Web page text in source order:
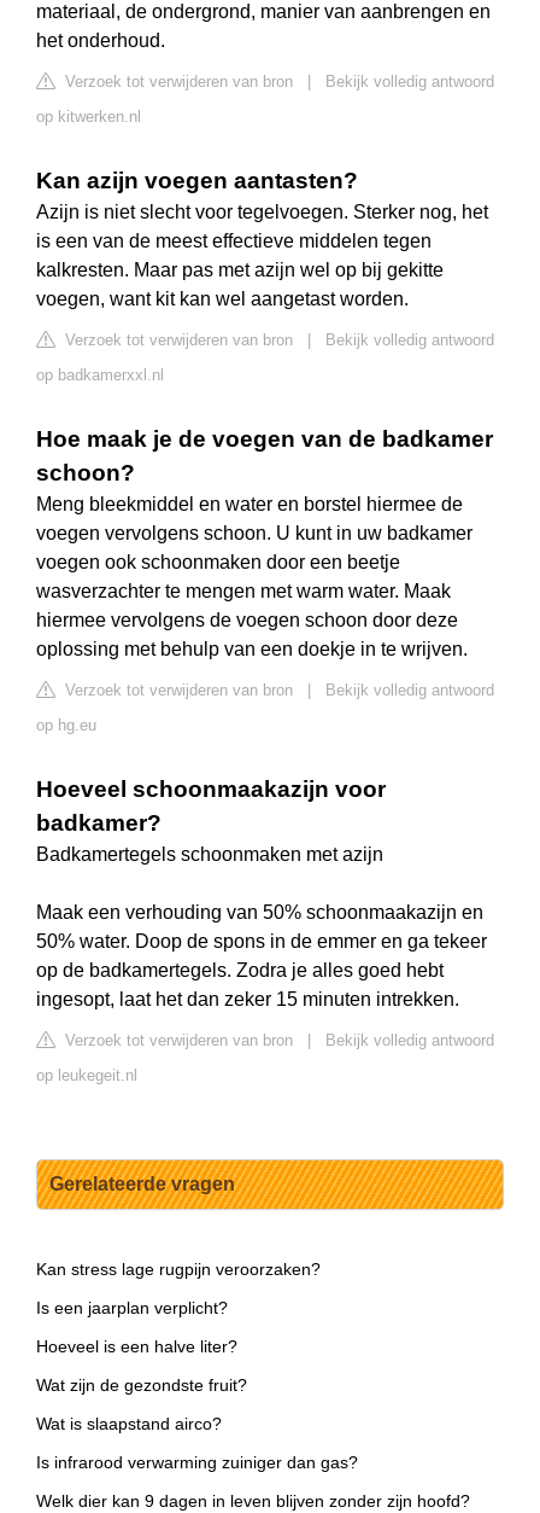
materiaal, de ondergrond, manier van aanbrengen en
het onderhoud.
Verzoek tot verwijderen van bron
Bekijk volledig antwoord
op kitwerken.nl
Kan azijn voegen aantasten?
Azijn is niet slecht voor tegelvoegen. Sterker nog, het
is een van de meest effectieve middelen tegen
kalkresten. Maar pas met azijn wel op bij gekitte
voegen, want kit kan wel aangetast worden.
Verzoek tot verwijderen van bron
Bekijk volledig antwoord
op badkamerxxl.nl
Hoe maak je de voegen van de badkamer
schoon?
Meng bleekmiddel en water en borstel hiermee de
voegen vervolgens schoon. U kunt in uw badkamer
voegen ook schoonmaken door een beetje
wasverzachter te mengen met warm water. Maak
hiermee vervolgens de voegen schoon door deze
oplossing met behulp van een doekje in te wrijven.
Verzoek tot verwijderen van bron
Bekijk volledig antwoord
op hg.eu
Hoeveel schoonmaakazijn voor
badkamer?
Badkamertegels schoonmaken met azijn
Maak een verhouding van 50% schoonmaakazijn en
50% water. Doop de spons in de emmer en ga tekeer
op de badkamertegels. Zodra je alles goed hebt
ingesopt, laat het dan zeker 15 minuten intrekken.
Verzoek tot verwijderen van bron
Bekijk volledig antwoord
op leukegeit.nl
Gerelateerde vragen
Kan stress lage rugpijn veroorzaken?
Is een jaarplan verplicht?
Hoeveel is een halve liter?
Wat zijn de gezondste fruit?
Wat is slaapstand airco?
Is infrarood verwarming zuiniger dan gas?
Welk dier kan 9 dagen in leven blijven zonder zijn hoofd?